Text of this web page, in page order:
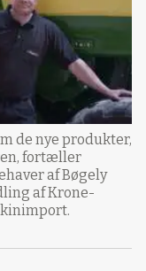
de nye produkter,
fortæller
af Bøgely
af Krone-